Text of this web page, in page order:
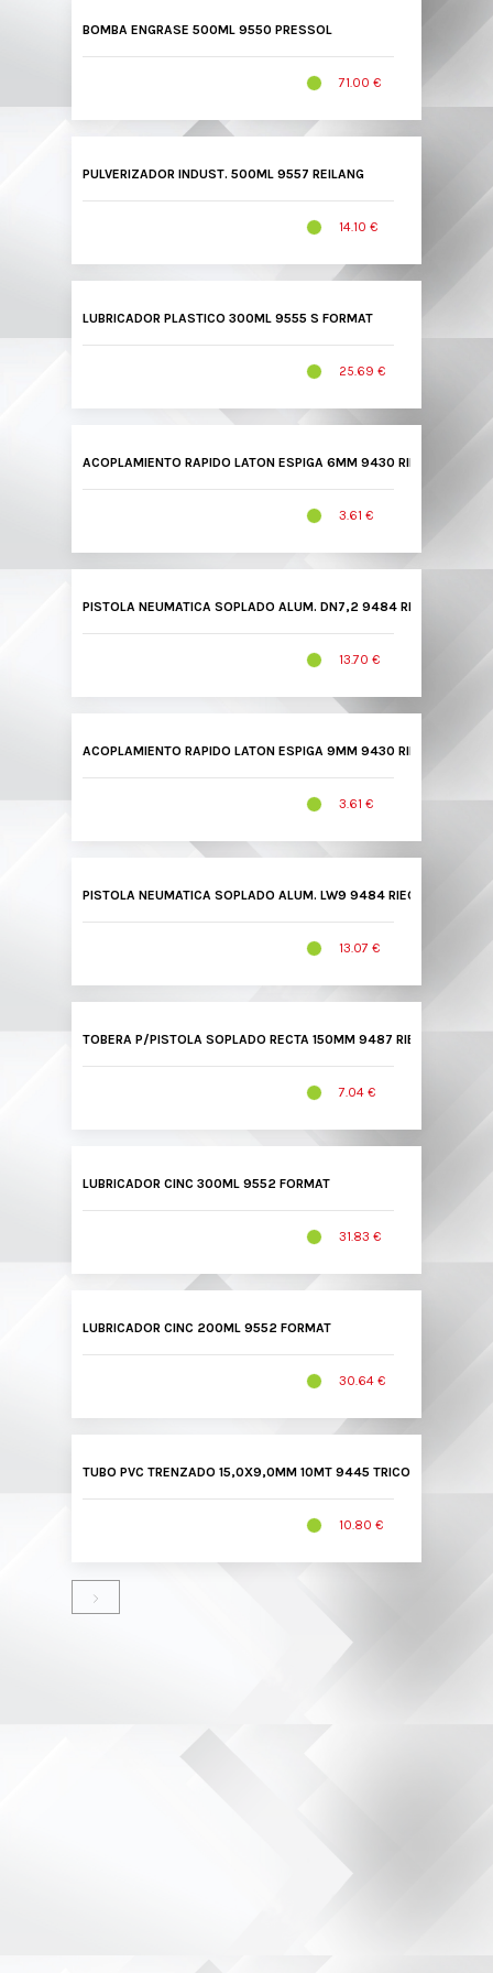
BOMBA ENGRASE 500ML 9550 PRESSOL
71.00 €
PULVERIZADOR INDUST. 500ML 9557 REILANG
14.10 €
LUBRICADOR PLASTICO 300ML 9555 S FORMAT
25.69 €
ACOPLAMIENTO RAPIDO LATON ESPIGA 6MM 9430 RIEGLER
3.61 €
PISTOLA NEUMATICA SOPLADO ALUM. DN7,2 9484 RIEGLER
13.70 €
ACOPLAMIENTO RAPIDO LATON ESPIGA 9MM 9430 RIEGLER
3.61 €
PISTOLA NEUMATICA SOPLADO ALUM. LW9 9484 RIEGLER
13.07 €
TOBERA P/PISTOLA SOPLADO RECTA 150MM 9487 RIEGLER
7.04 €
LUBRICADOR CINC 300ML 9552 FORMAT
31.83 €
LUBRICADOR CINC 200ML 9552 FORMAT
30.64 €
TUBO PVC TRENZADO 15,0X9,0MM 10MT 9445 TRICOFLEX
10.80 €